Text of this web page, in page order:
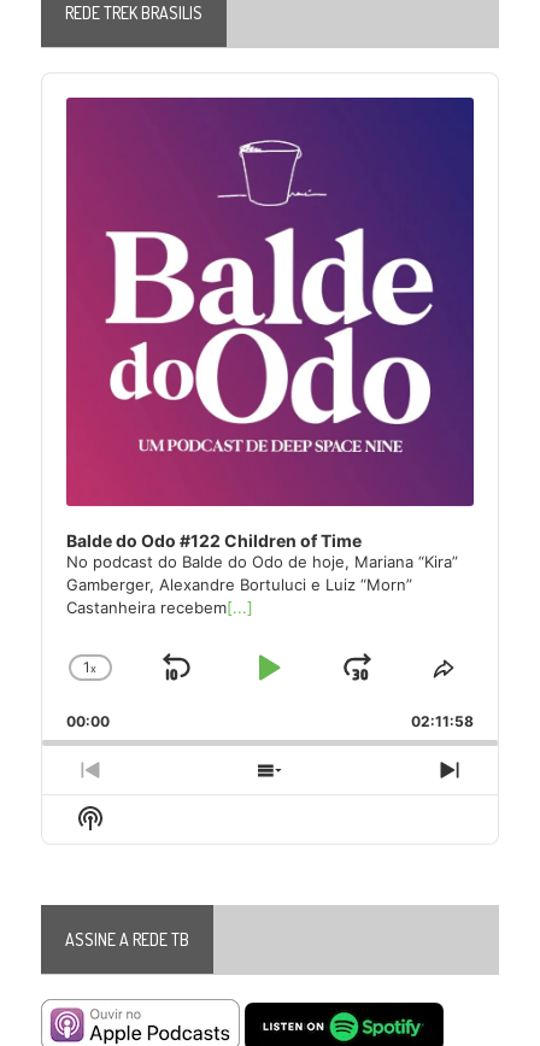
REDE TREK BRASILIS
Audio
Player
Balde do Odo #122 Children of Time
No podcast do Balde do Odo de hoje, Mariana “Kira”
Gamberger, Alexandre Bortuluci e Luiz “Morn”
Castanheira recebem[...]
Change
Rate
1x
Skip
Play
Jump
Forward
Share
Episode
00:00 02:11:58
Previous
Episode
Show
Episodes
Next
Episode
Show
Podcast
ASSINE A REDE TB